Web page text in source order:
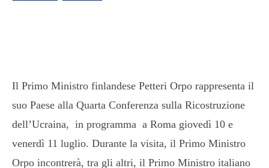
Il Primo Ministro finlandese Petteri Orpo rappresenta il
suo Paese alla Quarta Conferenza sulla Ricostruzione
dell’Ucraina, in programma a Roma giovedì 10 e
venerdì 11 luglio. Durante la visita, il Primo Ministro
Orpo incontrerà, tra gli altri, il Primo Ministro italiano